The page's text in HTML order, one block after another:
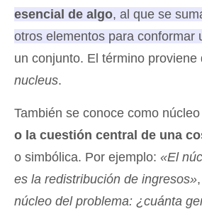
esencial de algo, al que se
otros elementos para conformar
un conjunto. El término proviene
nucleus.
También se conoce como
o la cuestión central de una
o simbólica. Por ejemplo: «El
es la redistribución de ingresos»,
núcleo del problema: ¿cuánta